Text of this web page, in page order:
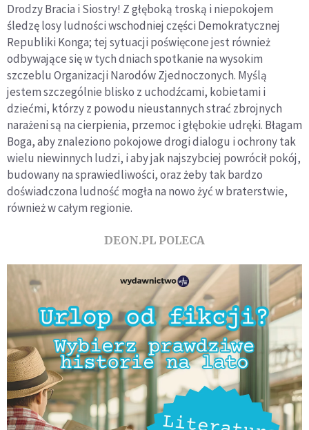
Drodzy Bracia i Siostry! Z głęboką troską i niepokojem
śledzę losy ludności wschodniej części Demokratycznej
Republiki Konga; tej sytuacji poświęcone jest również
odbywające się w tych dniach spotkanie na wysokim
szczeblu Organizacji Narodów Zjednoczonych. Myślą
jestem szczególnie blisko z uchodźcami, kobietami i
dziećmi, którzy z powodu nieustannych strać zbrojnych
narażeni są na cierpienia, przemoc i głębokie udręki. Błagam
Boga, aby znaleziono pokojowe drogi dialogu i ochrony tak
wielu niewinnych ludzi, i aby jak najszybciej powrócił pokój,
budowany na sprawiedliwości, oraz żeby tak bardzo
doświadczona ludność mogła na nowo żyć w braterstwie,
również w całym regionie.
DEON.PL POLECA